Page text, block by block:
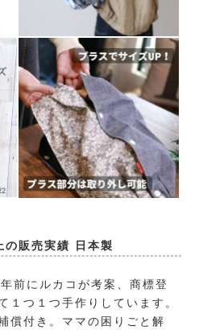
販売実績 日本製
前にルカコが考案、商標登
１つ１つ手作りしています。
償付き。ママの困りごと解